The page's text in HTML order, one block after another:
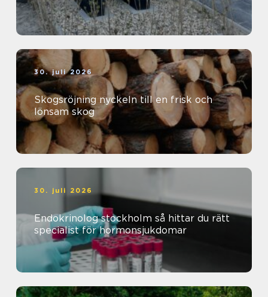
30. juli 2026
Skogsröjning nyckeln till en frisk och
lönsam skog
30. juli 2026
Endokrinolog stockholm så hittar du rätt
specialist för hormonsjukdomar